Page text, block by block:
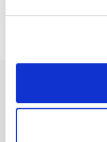
Stai navigando
Ad oggi sono